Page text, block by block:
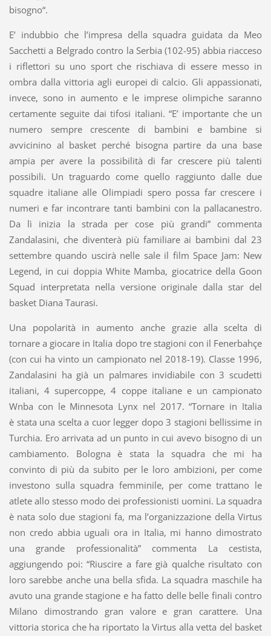
bisogno“.
E’ indubbio che l’impresa della squadra guidata da Meo
Sacchetti a Belgrado contro la Serbia (102-95) abbia riacceso
i riflettori su uno sport che rischiava di essere messo in
ombra dalla vittoria agli europei di calcio. Gli appassionati,
invece, sono in aumento e le imprese olimpiche saranno
certamente seguite dai tifosi italiani. “E’ importante che un
numero sempre crescente di bambini e bambine si
avvicinino al basket perché bisogna partire da una base
ampia per avere la possibilità di far crescere più talenti
possibili. Un traguardo come quello raggiunto dalle due
squadre italiane alle Olimpiadi spero possa far crescere i
numeri e far incontrare tanti bambini con la pallacanestro.
Da lì inizia la strada per cose più grandi” commenta
Zandalasini, che diventerà più familiare ai bambini dal 23
settembre quando uscirà nelle sale il film Space Jam: New
Legend, in cui doppia White Mamba, giocatrice della Goon
Squad interpretata nella versione originale dalla star del
basket Diana Taurasi.
Una popolarità in aumento anche grazie alla scelta di
tornare a giocare in Italia dopo tre stagioni con il Fenerbahçe
(con cui ha vinto un campionato nel 2018-19). Classe 1996,
Zandalasini ha già un palmares invidiabile con 3 scudetti
italiani, 4 supercoppe, 4 coppe italiane e un campionato
Wnba con le Minnesota Lynx nel 2017. “Tornare in Italia
è stata una scelta a cuor legger dopo 3 stagioni bellissime in
Turchia. Ero arrivata ad un punto in cui avevo bisogno di un
cambiamento. Bologna è stata la squadra che mi ha
convinto di più da subito per le loro ambizioni, per come
investono sulla squadra femminile, per come trattano le
atlete allo stesso modo dei professionisti uomini. La squadra
è nata solo due stagioni fa, ma l’organizzazione della Virtus
non credo abbia uguali ora in Italia, mi hanno dimostrato
una grande professionalità” commenta La cestista,
aggiungendo poi: “Riuscire a fare già qualche risultato con
loro sarebbe anche una bella sfida. La squadra maschile ha
avuto una grande stagione e ha fatto delle belle finali contro
Milano dimostrando gran valore e gran carattere. Una
vittoria storica che ha riportato la Virtus alla vetta del basket